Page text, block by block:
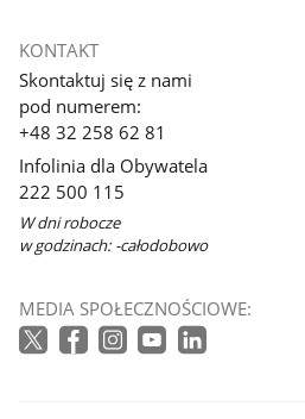
KONTAKT
Skontaktuj się z nami
pod numerem:
+48 32 258 62 81
Infolinia dla Obywatela
222 500 115
W dni robocze
w godzinach: -całodobowo
MEDIA SPOŁECZNOŚCIOWE: